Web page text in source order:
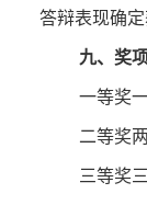
答辩表现确定
九、奖
一等奖
二等奖
三等奖